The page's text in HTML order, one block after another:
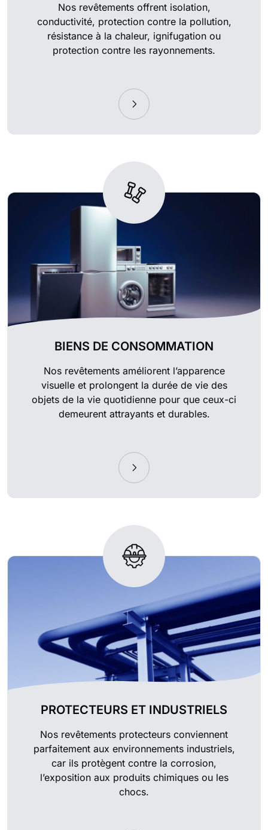
Nos revêtements offrent isolation,
conductivité, protection contre la pollution,
résistance à la chaleur, ignifugation ou
protection contre les rayonnements.
BIENS DE CONSOMMATION
Nos revêtements améliorent l’apparence
visuelle et prolongent la durée de vie des
objets de la vie quotidienne pour que ceux-ci
demeurent attrayants et durables.
PROTECTEURS ET INDUSTRIELS
Nos revêtements protecteurs conviennent
parfaitement aux environnements industriels,
car ils protègent contre la corrosion,
l’exposition aux produits chimiques ou les
chocs.